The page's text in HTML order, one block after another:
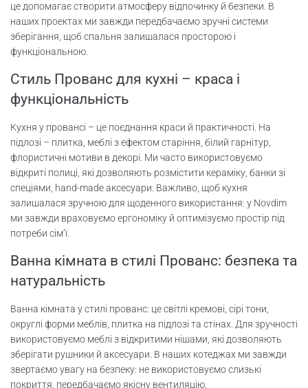
це допомагає створити атмосферу відпочинку й безпеки. В
наших проектах ми завжди передбачаємо зручні системи
зберігання, щоб спальня залишалася просторою і
функціональною.
Стиль Прованс для кухні – краса і
функціональність
Кухня у провансі – це поєднання краси й практичності. На
підлозі – плитка, меблі з ефектом старіння, білий гарнітур,
флористичні мотиви в декорі. Ми часто використовуємо
відкриті полиці, які дозволяють розмістити кераміку, банки зі
спеціями, hand-made аксесуари. Важливо, щоб кухня
залишалася зручною для щоденного використання: у Novdim
ми завжди враховуємо ергономіку й оптимізуємо простір під
потреби сім’ї.
Ванна кімната в стилі Прованс: безпека та
натуральність
Ванна кімната у стилі прованс: це світлі кремові, сірі тони,
округлі форми меблів, плитка на підлозі та стінах. Для зручності
використовуємо меблі з відкритими нішами, які дозволяють
зберігати рушники й аксесуари. В наших котеджах ми завжди
звертаємо увагу на безпеку: не використовуємо слизькі
покриття, передбачаємо якісну вентиляцію.